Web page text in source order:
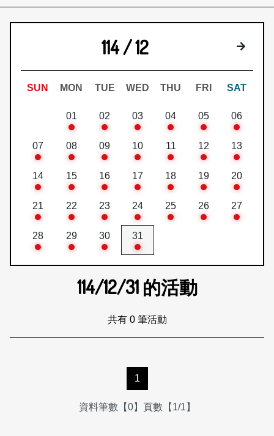
114 / 12 下個月
SUN MON TUE WED THU FRI SAT
01 02 03 04 05 06
07 08 09 10 11 12 13
14 15 16 17 18 19 20
21 22 23 24 25 26 27
28 29 30 31
114/12/31 的活動
共有 0 筆活動
1
資料筆數【0】頁數【1/1】